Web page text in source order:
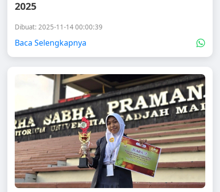
2025
Dibuat: 2025-11-14 00:00:39
Baca Selengkapnya